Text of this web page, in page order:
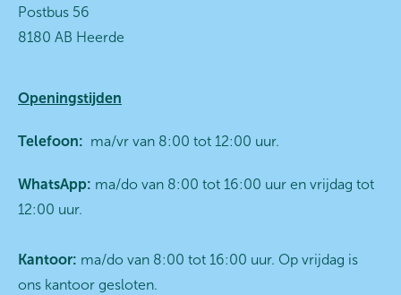
Postbus 56
8180 AB Heerde
Openingstijden
Telefoon: ma/vr van 8:00 tot 12:00 uur.
WhatsApp: ma/do van 8:00 tot 16:00 uur en vrijdag tot
12:00 uur.
Kantoor: ma/do van 8:00 tot 16:00 uur. Op vrijdag is
ons kantoor gesloten.